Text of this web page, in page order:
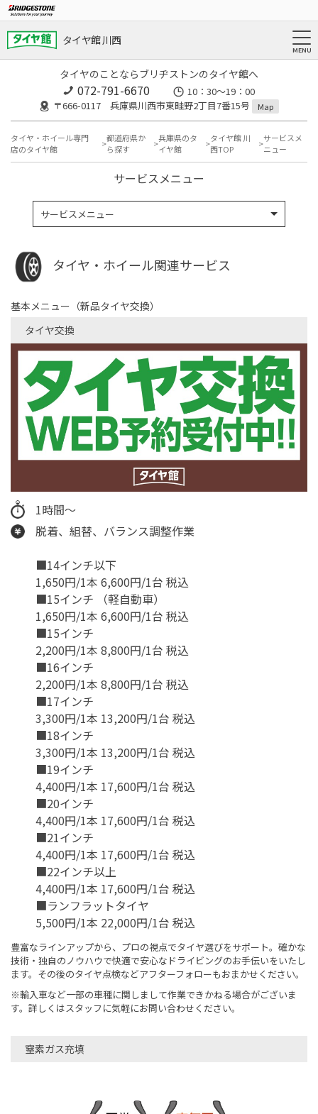
タイヤ館 川西
タイヤのことならブリヂストンのタイヤ館へ
072-791-6670
10：30～19：00
〒666-0117 兵庫県川西市東畦野2丁目7番15号
Map
タイヤ・ホイール専門
店のタイヤ館
都道府県か
ら探す
兵庫県のタ
イヤ館
タイヤ館 川
西TOP
サービスメ
ニュー
サービスメニュー
サービスメニュー
タイヤ・ホイール関連サービス
基本メニュー（新品タイヤ交換）
タイヤ交換
1時間～
脱着、組替、バランス調整作業
■14インチ以下
1,650円/1本 6,600円/1台 税込
■15インチ （軽自動車）
1,650円/1本 6,600円/1台 税込
■15インチ
2,200円/1本 8,800円/1台 税込
■16インチ
2,200円/1本 8,800円/1台 税込
■17インチ
3,300円/1本 13,200円/1台 税込
■18インチ
3,300円/1本 13,200円/1台 税込
■19インチ
4,400円/1本 17,600円/1台 税込
■20インチ
4,400円/1本 17,600円/1台 税込
■21インチ
4,400円/1本 17,600円/1台 税込
■22インチ以上
4,400円/1本 17,600円/1台 税込
■ランフラットタイヤ
5,500円/1本 22,000円/1台 税込
豊富なラインアップから、プロの視点でタイヤ選びをサポート。確かな
技術・独自のノウハウで快適で安心なドライビングのお手伝いをいたし
ます。その後のタイヤ点検などアフターフォローもおまかせください。
※輸入車など一部の車種に関しまして作業できかねる場合がございま
す。詳しくはスタッフに気軽にお問い合わせください。
窒素ガス充填